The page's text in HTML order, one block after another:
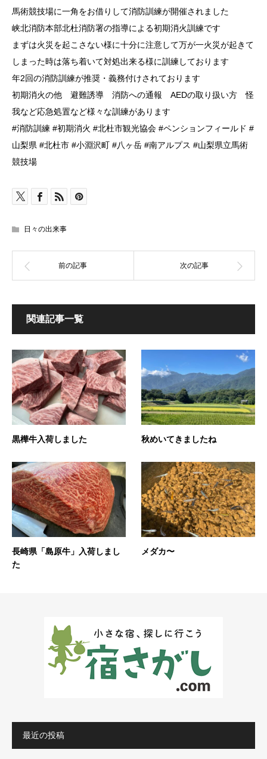
馬術競技場に一角をお借りして消防訓練が開催されました
峡北消防本部北杜消防署の指導による初期消火訓練です
まずは火災を起こさない様に十分に注意して万が一火災が起きて
しまった時は落ち着いて対処出来る様に訓練しております
年2回の消防訓練が推奨・義務付けされております
初期消火の他 避難誘導 消防への通報 AEDの取り扱い方 怪
我など応急処置など様々な訓練があります
#消防訓練 #初期消火 #北杜市観光協会 #ペンションフィールド #
山梨県 #北杜市 #小淵沢町 #八ヶ岳 #南アルプス #山梨県立馬術
競技場
日々の出来事
関連記事一覧
黒樺牛入荷しました 秋めいてきましたね
長崎県「島原牛」入荷しまし
た
メダカ〜
最近の投稿